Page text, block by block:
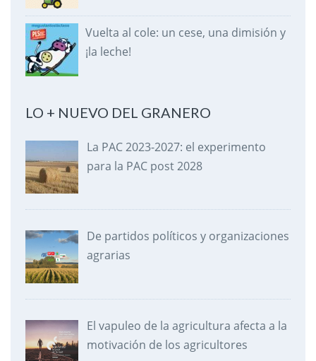
Vuelta al cole: un cese, una dimisión y
¡la leche!
LO + NUEVO DEL GRANERO
La PAC 2023-2027: el experimento
para la PAC post 2028
De partidos políticos y organizaciones
agrarias
El vapuleo de la agricultura afecta a la
motivación de los agricultores